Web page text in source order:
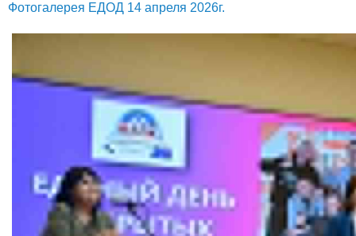
Фотогалерея ЕДОД 14 апреля 2026г.